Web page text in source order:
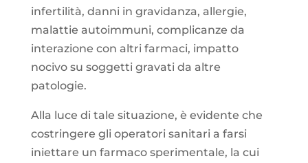
infertilità, danni in gravidanza, allergie,
malattie autoimmuni, complicanze da
interazione con altri farmaci, impatto
nocivo su soggetti gravati da altre
patologie.
Alla luce di tale situazione, è evidente che
costringere gli operatori sanitari a farsi
iniettare un farmaco sperimentale, la cui